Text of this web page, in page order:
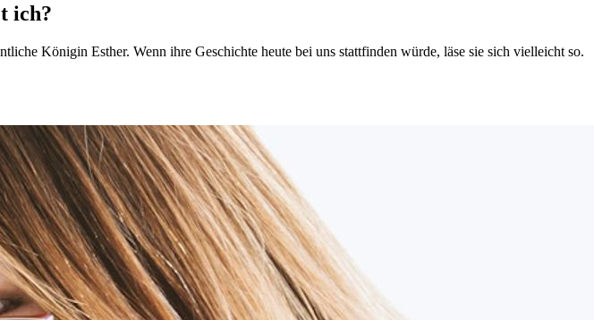
ich?
Königin Esther. Wenn ihre Geschichte heute bei uns stattfinden würde, läse sie sich vielleicht so.